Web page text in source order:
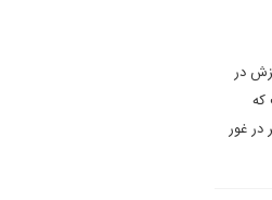
در
که
در غور